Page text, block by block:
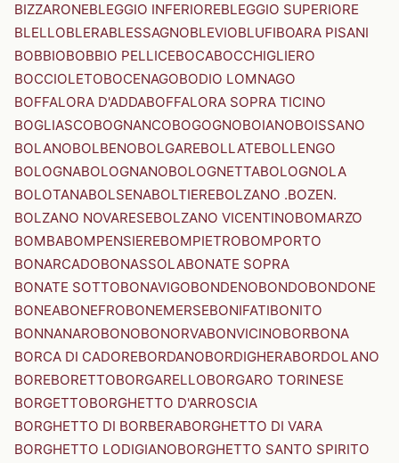
BIZZARONEBLEGGIO INFERIOREBLEGGIO SUPERIORE
BLELLOBLERABLESSAGNOBLEVIOBLUFIBOARA PISANI
BOBBIOBOBBIO PELLICEBOCABOCCHIGLIERO
BOCCIOLETOBOCENAGOBODIO LOMNAGO
BOFFALORA D'ADDABOFFALORA SOPRA TICINO
BOGLIASCOBOGNANCOBOGOGNOBOIANOBOISSANO
BOLANOBOLBENOBOLGAREBOLLATEBOLLENGO
BOLOGNABOLOGNANOBOLOGNETTABOLOGNOLA
BOLOTANABOLSENABOLTIEREBOLZANO .BOZEN.
BOLZANO NOVARESEBOLZANO VICENTINOBOMARZO
BOMBABOMPENSIEREBOMPIETROBOMPORTO
BONARCADOBONASSOLABONATE SOPRA
BONATE SOTTOBONAVIGOBONDENOBONDOBONDONE
BONEABONEFROBONEMERSEBONIFATIBONITO
BONNANAROBONOBONORVABONVICINOBORBONA
BORCA DI CADOREBORDANOBORDIGHERABORDOLANO
BOREBORETTOBORGARELLOBORGARO TORINESE
BORGETTOBORGHETTO D'ARROSCIA
BORGHETTO DI BORBERABORGHETTO DI VARA
BORGHETTO LODIGIANOBORGHETTO SANTO SPIRITO